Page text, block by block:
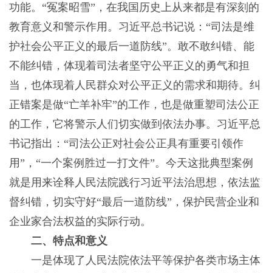
功能。“冤案昭雪”，在我国历史上从来都是有深刻的
教育意义和警示作用。习近平总书记说：“司法是维
护社会公平正义的最后一道防线”。敢不敢纠错、能
不能纠错，体现着司法者坚守公平正义的勇气和担
当，也体现着人民群众对公平正义的需求和期待。纠
正错案是做“亡羊补牢”的工作，也是做重塑司法公正
的工作，它将警示人们切实做到依法办事。习近平总
书记指出：“司法公正对社会公正具有重要引领作
用”，“一个案例胜过一打文件”。今天这批典型案例
就是用来诠释人民法院践行习近平法治思想，依法监
督纠错，切实守好“最后一道防线”，保护民营企业和
企业家合法权益的实际行动。
二、特点和意义
一是体现了人民法院依法平等保护各类市场主体